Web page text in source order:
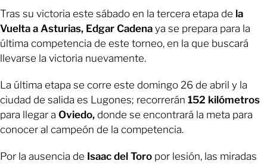
Tras su victoria este sábado en la tercera etapa de la
Vuelta a Asturias, Edgar Cadena ya se prepara para la
última competencia de este torneo, en la que buscará
llevarse la victoria nuevamente.
La última etapa se corre este domingo 26 de abril y la
ciudad de salida es Lugones; recorrerán 152 kilómetros
para llegar a Oviedo, donde se encontrará la meta para
conocer al campeón de la competencia.
Por la ausencia de Isaac del Toro por lesión, las miradas